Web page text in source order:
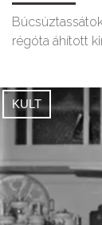
régóta áhított
KULT